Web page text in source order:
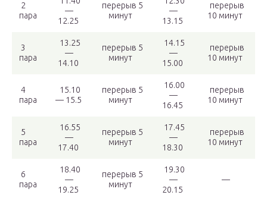
2
пара
—
12.25
перерыв 5
минут
—
13.15
перерыв
10 минут
3
пара
13.25
—
14.10
перерыв 5
минут
14.15
—
15.00
перерыв
10 минут
4
пара
15.10
— 15.5
перерыв 5
минут
16.00
—
16.45
перерыв
10 минут
5
пара
16.55
—
17.40
перерыв 5
минут
17.45
—
18.30
перерыв
10 минут
6
пара
18.40
—
19.25
перерыв 5
минут
19.30
—
20.15
—